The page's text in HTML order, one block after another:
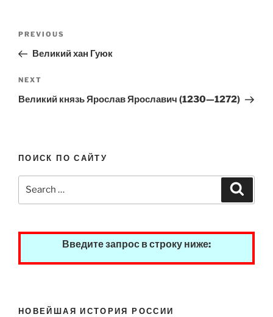
Previous
Post
PREVIOUS
Великий хан Гуюк
Next
Post
NEXT
Великий князь Ярослав Ярославич (1230—1272)
ПОИСК ПО САЙТУ
Введите запрос в строку ниже:
НОВЕЙШАЯ ИСТОРИЯ РОССИИ